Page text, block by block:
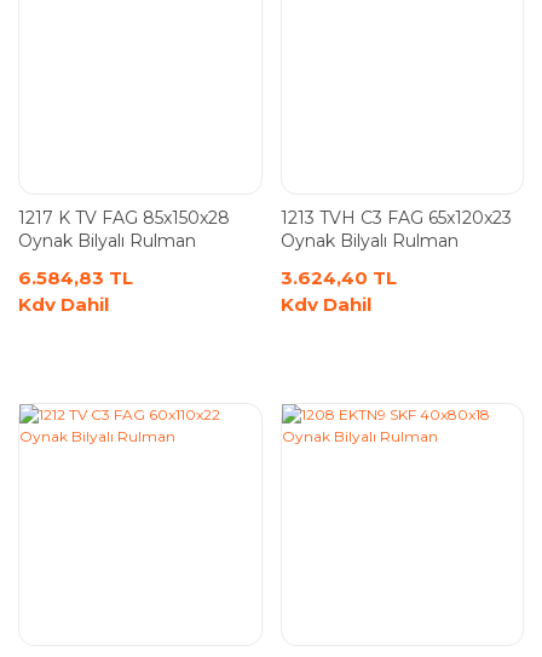
1217 K TV FAG 85x150x28
Oynak Bilyalı Rulman
6.584,83 TL
Kdv Dahil
1213 TVH C3 FAG 65x120x23
Oynak Bilyalı Rulman
3.624,40 TL
Kdv Dahil